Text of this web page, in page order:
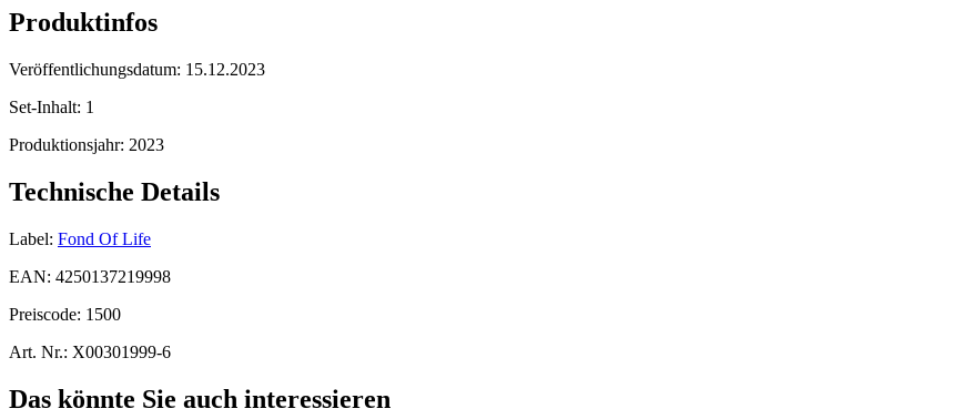
Produktinfos
Veröffentlichungsdatum: 15.12.2023
Set-Inhalt: 1
Produktionsjahr: 2023
Technische Details
Label: Fond Of Life
EAN: 4250137219998
Preiscode: 1500
Art. Nr.: X00301999-6
Das könnte Sie auch interessieren